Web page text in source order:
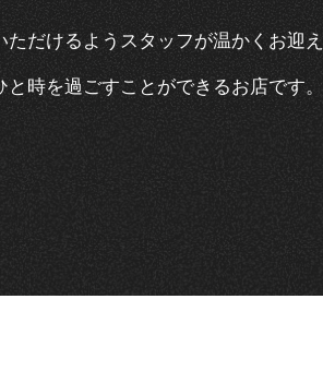
だけるようスタッフが温かくお迎え
時を過ごすことができるお店です。​​​​​​​